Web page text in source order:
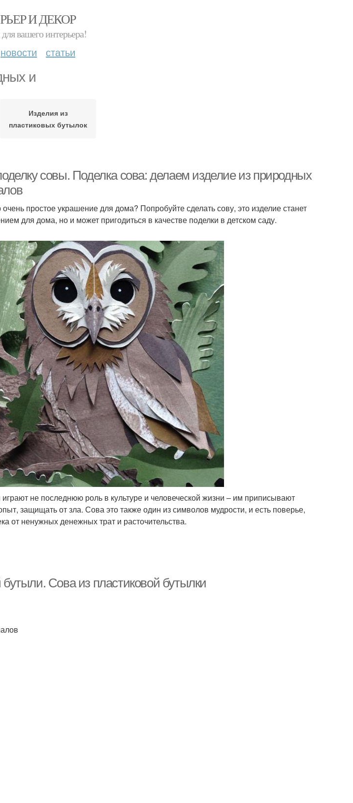
И ДЕКОР
вашего интерьера!
новости статьи
и
Изделия из
пластиковых бутылок
совы. Поделка сова: делаем изделие из природных
простое украшение для дома? Попробуйте сделать сову, это изделие станет
для дома, но и может пригодиться в качестве поделки в детском саду.
не последнюю роль в культуре и человеческой жизни – им приписывают
защищать от зла. Сова это также один из символов мудрости, и есть поверье,
от ненужных денежных трат и расточительства.
Сова из пластиковой бутылки